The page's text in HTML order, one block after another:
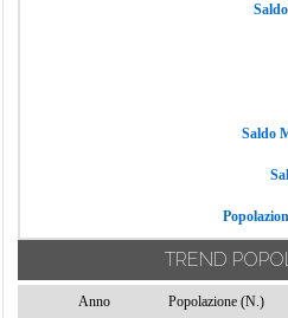
Saldo
TREND
Anno Popolazione (N.)